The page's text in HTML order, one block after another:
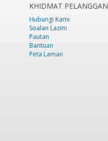
KHIDMAT PELANGGAN
Hubungi Kami
Soalan Lazim
Pautan
Bantuan
Peta Laman